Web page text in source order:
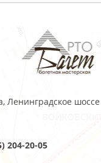
,Ленинградское шоссе
204-20-05